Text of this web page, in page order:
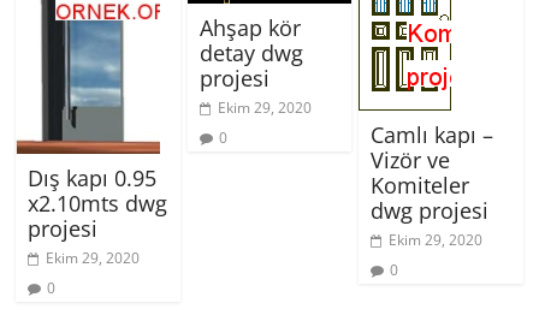
Dış kapı 0.95
x2.10mts dwg
projesi
Ekim 29, 2020
0
Ahşap kör
detay dwg
projesi
Ekim 29, 2020
0
Camlı kapı –
Vizör ve
Komiteler
dwg projesi
Ekim 29, 2020
0